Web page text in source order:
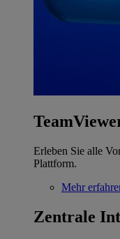
Erleben Sie alle
Plattform.
Mehr
Zentrale